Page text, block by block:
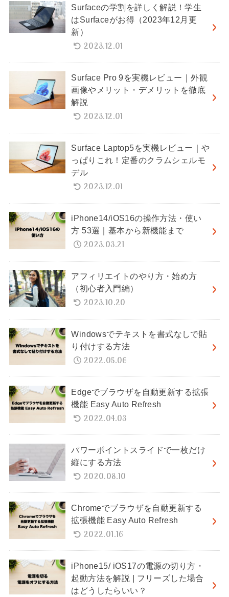
Surfaceの学割を詳しく解説！学生
はSurfaceがお得（2023年12月更
新）
2023.12.01
Surface Pro 9を実機レビュー｜外観
画像やメリット・デメリットを徹底
解説
2023.12.01
Surface Laptop5を実機レビュー｜や
っぱりこれ！定番のクラムシェルモ
デル
2023.12.01
iPhone14/iOS16の操作方法・使い
方 53選｜基本から新機能まで
2023.03.21
アフィリエイトのやり方・始め方
（初心者入門編）
2023.10.20
Windowsでテキストを書式なしで貼
り付けする方法
2022.05.06
Edgeでブラウザを自動更新する拡張
機能 Easy Auto Refresh
2022.04.03
パワーポイントスライドで一枚だけ
縦にする方法
2020.08.10
Chromeでブラウザを自動更新する
拡張機能 Easy Auto Refresh
2022.01.16
iPhone15/ iOS17の電源の切り方・
起動方法を解説 | フリーズした場合
はどうしたらいい？